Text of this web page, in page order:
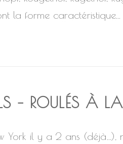
la forme caractéristique...
– ROULÉS À
York il y a 2 ans (déjà…),